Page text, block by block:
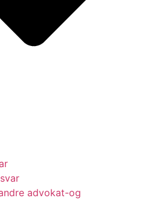
advokat-og